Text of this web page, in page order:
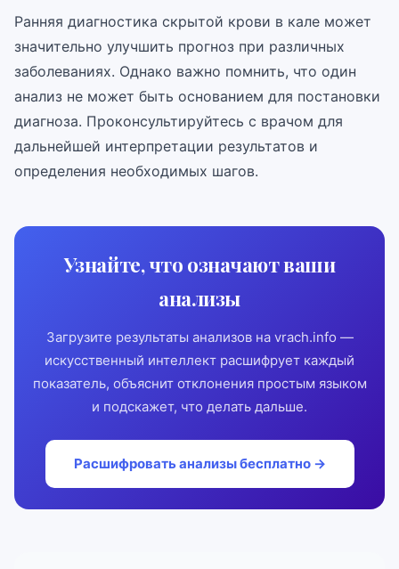
Ранняя диагностика скрытой крови в кале может
значительно улучшить прогноз при различных
заболеваниях. Однако важно помнить, что один
анализ не может быть основанием для постановки
диагноза. Проконсультируйтесь с врачом для
дальнейшей интерпретации результатов и
определения необходимых шагов.
Узнайте, что означают ваши
анализы
Загрузите результаты анализов на vrach.info —
искусственный интеллект расшифрует каждый
показатель, объяснит отклонения простым языком
и подскажет, что делать дальше.
Расшифровать анализы бесплатно →